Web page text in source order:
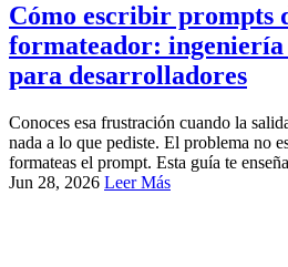
Cómo escribir prompts
formateador:
para desarrolladores
Conoces esa frustración cuando la
nada a lo que pediste. El problema no
formateas el prompt. Esta guía te
Jun 28, 2026 Leer Más